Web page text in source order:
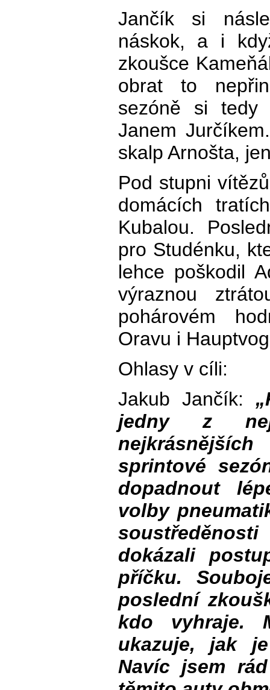
Jančík si
náskok, a i
zkoušce
obrat to
sezóně si tedy
Janem
skalp Arnošta,
Pod stupni
domácích
Kubalou.
pro Studénku,
lehce poškodil
výraznou
pohárovém
Oravu i
Ohlasy v cíli:
Jakub Jančík:
jedny z
sprintové
dopadnout
volby
dokázali
příčku.
poslední
kdo vyhraje.
ukazuje, jak
Navíc jsem